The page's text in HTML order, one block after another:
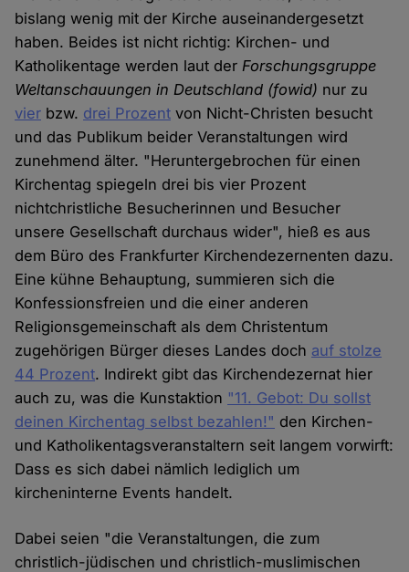
bislang wenig mit der Kirche auseinandergesetzt
haben. Beides ist nicht richtig: Kirchen- und
Katholikentage werden laut derForschungsgruppe
Weltanschauungen in Deutschland (fowid) nur zu
vier bzw. drei Prozent von Nicht-Christen besucht
und das Publikum beider Veranstaltungen wird
zunehmend älter. "Heruntergebrochen für einen
Kirchentag spiegeln drei bis vier Prozent
nichtchristliche Besucherinnen und Besucher
unsere Gesellschaft durchaus wider", hieß es aus
dem Büro des Frankfurter Kirchendezernenten dazu.
Eine kühne Behauptung, summieren sich die
Konfessionsfreien und die einer anderen
Religionsgemeinschaft als dem Christentum
zugehörigen Bürger dieses Landes doch auf stolze
44 Prozent. Indirekt gibt das Kirchendezernat hier
auch zu, was die Kunstaktion "11. Gebot: Du sollst
deinen Kirchentag selbst bezahlen!" den Kirchen-
und Katholikentagsveranstaltern seit langem vorwirft:
Dass es sich dabei nämlich lediglich um
kircheninterne Events handelt.
Dabei seien "die Veranstaltungen, die zum
christlich-jüdischen und christlich-muslimischen